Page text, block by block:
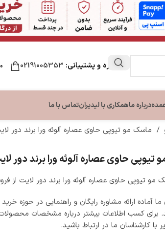
مشاوره و پشتیبانی: 02191005353 ۰
بدننرم کننده و بالم لبتقویت کننده ناخن
کرم دست و ناخن
کرم ترک پا
درباره ماهمکاری با لیدیرانتماس با ما
/ ماسک مو تیوپی حاوی عصاره آلوئه ورا برند دور
حاوی عصاره آلوئه ورا برند دور
تیوپی حاوی عصاره آلوئه ورا برند دور لایت از
ما آماده ارائه مشاوره رایگان و راهنمایی در حوزه خرید
برای کسب اطلاعات بیشتر درباره مشخصات
با کارشناسان ما در ارتباط باشید.